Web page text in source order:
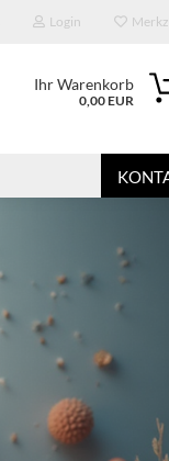
Login
Ihr Warenkorb
0,00 EUR